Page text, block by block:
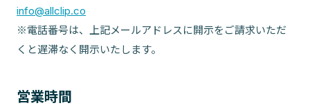
info@allclip.co
※電話番号は、上記メールアドレスに開示をご請求いただ
くと遅滞なく開示いたします。
営業時間